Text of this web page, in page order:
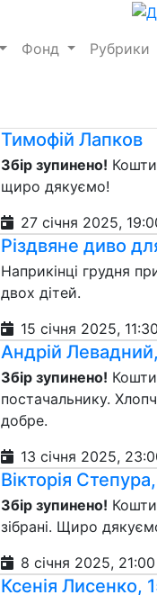
Фонд Рубрики
Тимофій Лапков
Збір зупинено! Кошти
щиро дякуємо!
27 січня 2025,
Різдвяне диво
Наприкінці грудня
двох дітей.
15 січня 2025, 11:30
Андрій
Збір зупинено! Кошти
постачальнику.
добре.
13 січня 2025,
Вікторія
Збір зупинено!
зібрані. Щиро
8 січня 2025, 21:00
Ксенія Лисенко,